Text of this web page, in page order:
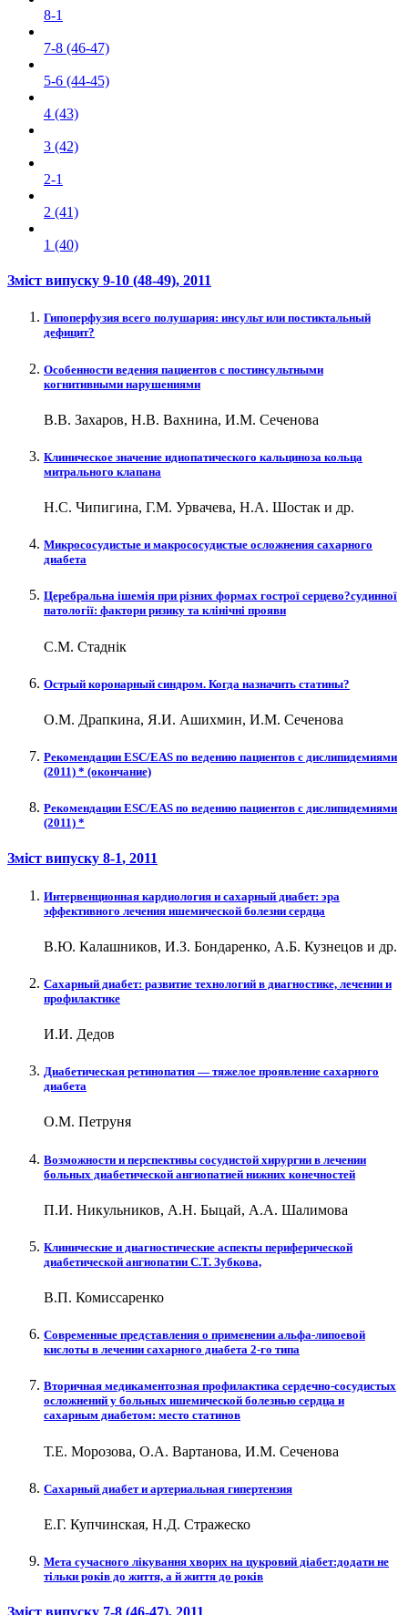
8-1
7-8 (46-47)
5-6 (44-45)
4 (43)
3 (42)
2-1
2 (41)
1 (40)
Зміст випуску 9-10 (48-49), 2011
Гипоперфузия всего полушария: инсульт или постиктальный
дефицит?
Особенности ведения пациентов с постинсультными
когнитивными нарушениями
В.В. Захаров, Н.В. Вахнина, И.М. Сеченова
Клиническое значение идиопатического кальциноза кольца
митрального клапана
Н.С. Чипигина, Г.М. Урвачева, Н.А. Шостак и др.
Микрососудистые и макрососудистые осложнения сахарного
диабета
Церебральна ішемія при різних формах гострої серцево?судинної
патології: фактори ризику та клінічні прояви
С.М. Стаднік
Острый коронарный синдром. Когда назначить статины?
О.М. Драпкина, Я.И. Ашихмин, И.М. Сеченова
Рекомендации ESC/EAS по ведению пациентов с дислипидемиями
(2011) * (окончание)
Рекомендации ESC/EAS по ведению пациентов с дислипидемиями
(2011) *
Зміст випуску 8-1, 2011
Интервенционная кардиология и сахарный диабет: эра
эффективного лечения ишемической болезни сердца
В.Ю. Калашников, И.З. Бондаренко, А.Б. Кузнецов и др.
Сахарный диабет: развитие технологий в диагностике, лечении и
профилактике
И.И. Дедов
Диабетическая ретинопатия — тяжелое проявление сахарного
диабета
О.М. Петруня
Возможности и перспективы сосудистой хирургии в лечении
больных диабетической ангиопатией нижних конечностей
П.И. Никульников, А.Н. Быцай, А.А. Шалимова
Клинические и диагностические аспекты периферической
диабетической ангиопатии С.Т. Зубкова,
В.П. Комиссаренко
Современные представления о применении альфа-липоевой
кислоты в лечении сахарного диабета 2-го типа
Вторичная медикаментозная профилактика сердечно-сосудистых
осложнений у больных ишемической болезнью сердца и
сахарным диабетом: место статинов
Т.Е. Морозова, О.А. Вартанова, И.М. Сеченова
Сахарный диабет и артериальная гипертензия
Е.Г. Купчинская, Н.Д. Стражеско
Мета сучасного лікування хворих на цукровий діабет:додати не
тільки років до життя, а й життя до років